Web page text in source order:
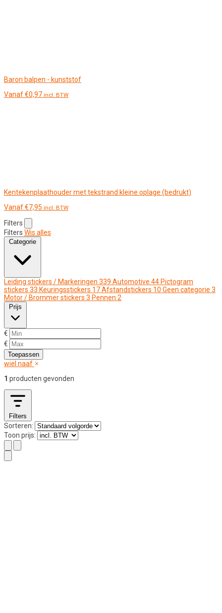
Baron balpen - kunststof
Vanaf€0,97 incl. BTW
Kentekenplaathouder met tekstrand kleine oplage (bedrukt)
Vanaf€7,95 incl. BTW
Filters
Filters Wis alles
Categorie
Leiding stickers / Markeringen 339 Automotive 44 Pictogram
stickers 33 Keuringsstickers 17Afstandstickers 10 Geen categorie 3
Motor / Brommer stickers 3 Pennen 2
Prijs
€
€
Toepassen
wiel naaf
1 producten gevonden
Filters
Sorteren:
Toon prijs: